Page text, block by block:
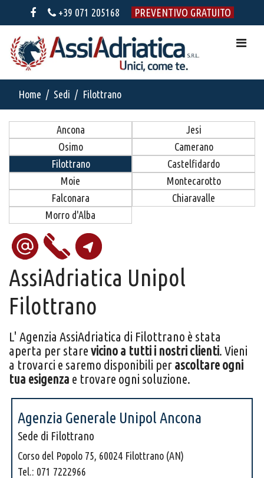
+39 071 205168 PREVENTIVO GRATUITO
Home Sedi Filottrano
Ancona
Jesi
Osimo
Camerano
Filottrano
Castelfidardo
Moie
Montecarotto
Falconara
Chiaravalle
Morro d'Alba
AssiAdriatica Unipol
Filottrano
L' Agenzia AssiAdriatica di Filottrano è stata
aperta per stare vicino a tutti i nostri clienti. Vieni
a trovarci e saremo disponibili per ascoltare ogni
tua esigenza e trovare ogni soluzione.
Agenzia Generale Unipol Ancona
Sede di Filottrano
Corso del Popolo 75, 60024 Filottrano (AN)
Tel.: 071 7222966